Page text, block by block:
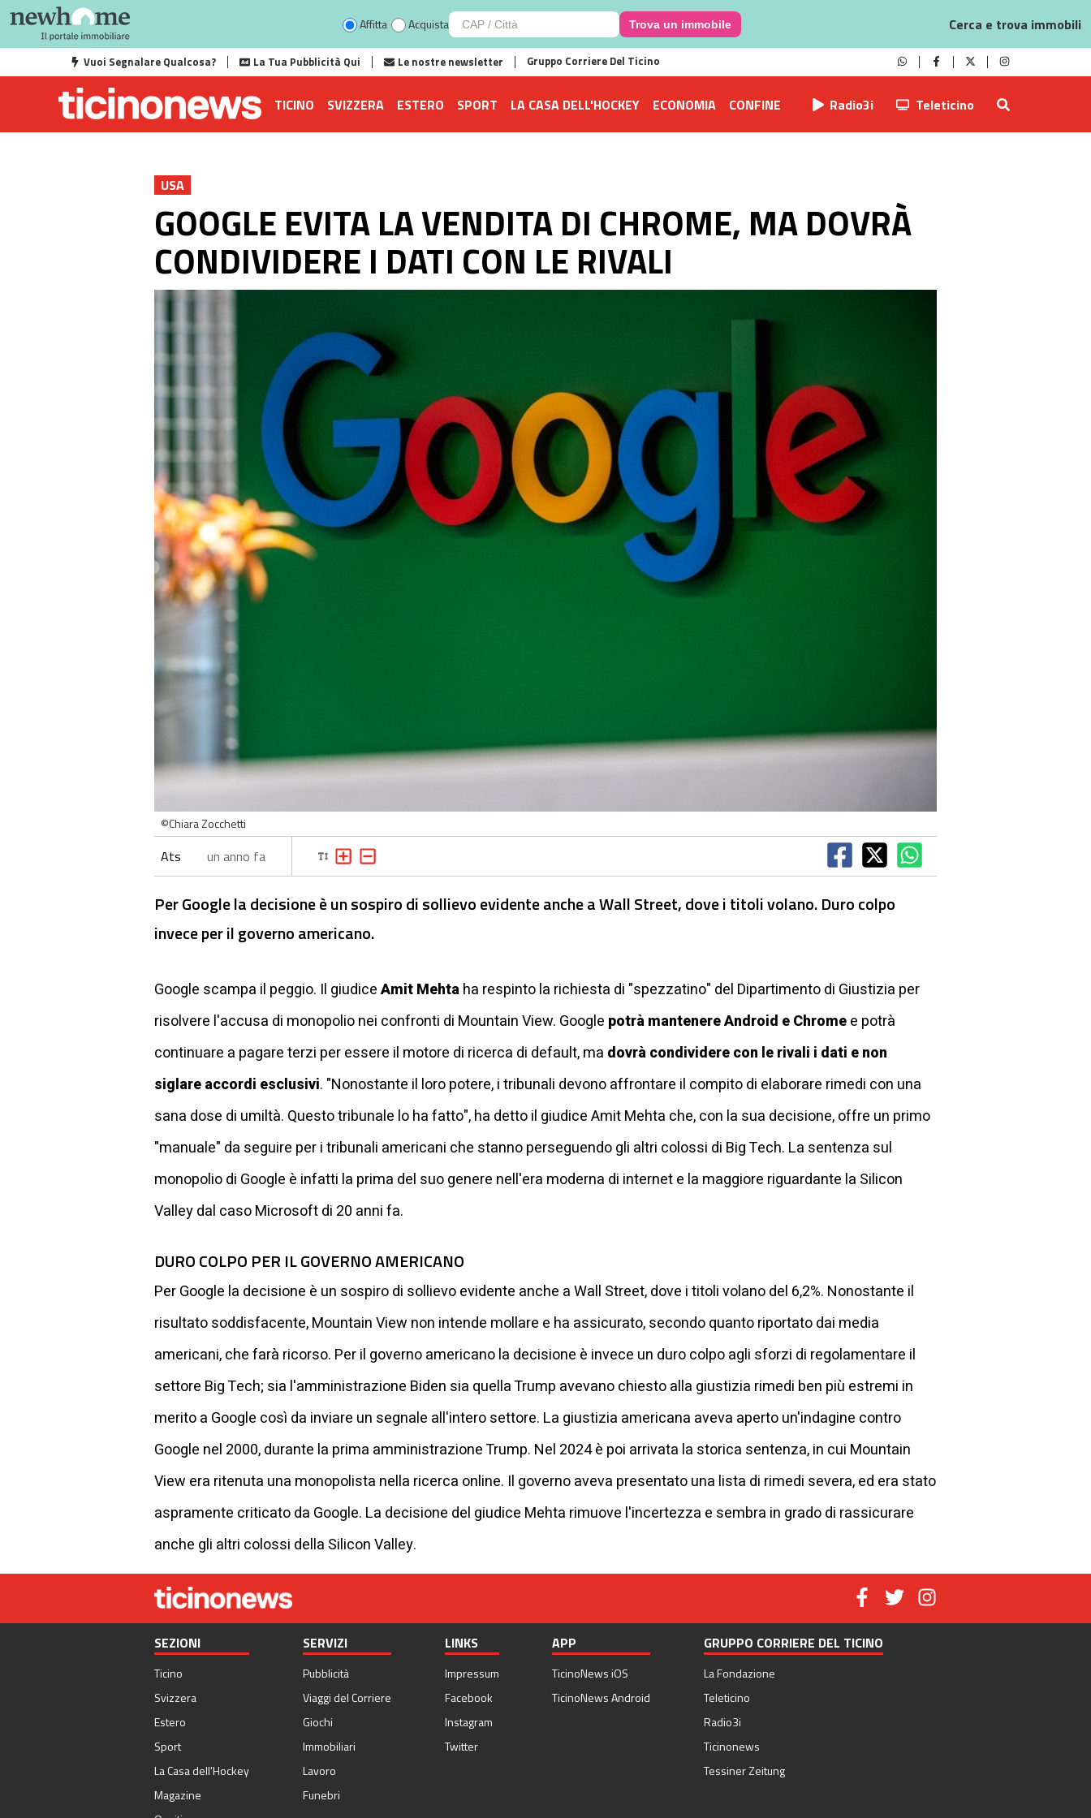
Affitta Acquista Trova un immobile Cerca e trova immobili
Vuoi Segnalare Qualcosa? La Tua Pubblicità Qui Le nostre newsletter Gruppo Corriere Del Ticino
TICINO SVIZZERA ESTERO SPORT LA CASA DELL'HOCKEY ECONOMIA CONFINE Radio3i Teleticino
USA
GOOGLE EVITA LA VENDITA DI CHROME, MA DOVRÀ
CONDIVIDERE I DATI CON LE RIVALI
©Chiara Zocchetti
Ats un anno fa
Per Google la decisione è un sospiro di sollievo evidente anche a Wall Street, dove i titoli volano. Duro colpo
invece per il governo americano.
Google scampa il peggio. Il giudiceAmit Mehtaha respinto la richiesta di "spezzatino" del Dipartimento di Giustizia per
risolvere l'accusa di monopolio nei confronti di Mountain View. Google potrà mantenere Android e Chromee potrà
continuare a pagare terzi per essere il motore di ricerca di default, ma dovrà condividere con le rivali i dati e non
siglare accordi esclusivi. "Nonostante il loro potere, i tribunali devono affrontare il compito di elaborare rimedi con una
sana dose di umiltà. Questo tribunale lo ha fatto", ha detto il giudice Amit Mehta che, con la sua decisione, offre un primo
"manuale" da seguire per i tribunali americani che stanno perseguendo gli altri colossi di Big Tech. La sentenza sul
monopolio di Google è infatti la prima del suo genere nell'era moderna di internet e la maggiore riguardante la Silicon
Valley dal caso Microsoft di 20 anni fa.
DURO COLPO PER IL GOVERNO AMERICANO
Per Google la decisione è un sospiro di sollievo evidente anche a Wall Street, dove i titoli volano del 6,2%. Nonostante il
risultato soddisfacente, Mountain View non intende mollare e ha assicurato, secondo quanto riportato dai media
americani, che farà ricorso. Per il governo americano la decisione è invece un duro colpo agli sforzi di regolamentare il
settore Big Tech; sia l'amministrazione Biden sia quella Trump avevano chiesto alla giustizia rimedi ben più estremi in
merito a Google così da inviare un segnale all'intero settore. La giustizia americana aveva aperto un'indagine contro
Google nel 2000, durante la prima amministrazione Trump. Nel 2024 è poi arrivata la storica sentenza, in cui Mountain
View era ritenuta una monopolista nella ricerca online. Il governo aveva presentato una lista di rimedi severa, ed era stato
aspramente criticato da Google. La decisione del giudice Mehta rimuove l'incertezza e sembra in grado di rassicurare
anche gli altri colossi della Silicon Valley.
SEZIONI
Ticino
Svizzera
Estero
Sport
La Casa dell'Hockey
Magazine
SERVIZI
Pubblicità
Viaggi del Corriere
Giochi
Immobiliari
Lavoro
Funebri
LINKS
Impressum
Facebook
Instagram
Twitter
APP
TicinoNews iOS
TicinoNews Android
GRUPPO CORRIERE DEL TICINO
La Fondazione
Teleticino
Radio3i
Ticinonews
Tessiner Zeitung